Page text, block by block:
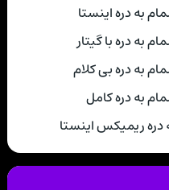
به دره اینستا
به دره با گیتار
به دره بی کلام
به دره کامل
ریمیکس اینستا